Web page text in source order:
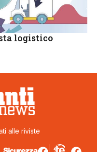
logistico
alle riviste